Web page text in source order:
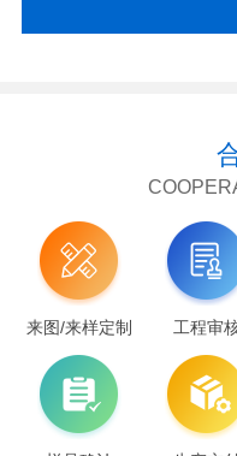
来图/来样定制 工程审